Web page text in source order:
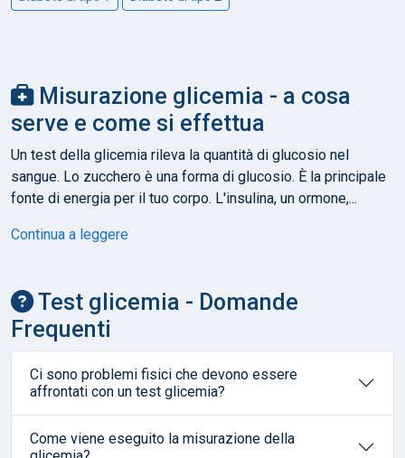
Misurazione glicemia - a cosa
serve e come si effettua
Un test della glicemia rileva la quantità di glucosio nel
sangue. Lo zucchero è una forma di glucosio. È la principale
fonte di energia per il tuo corpo. L'insulina, un ormone,...
Continua a leggere
Test glicemia - Domande
Frequenti
Ci sono problemi fisici che devono essere
affrontati con un test glicemia?
Come viene eseguito la misurazione della